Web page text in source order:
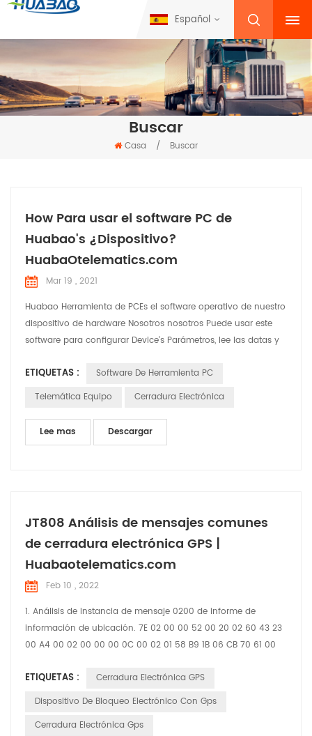
Español
Buscar
Casa / Buscar
How Para usar el software PC de
Huabao's ¿Dispositivo?
HuabaOtelematics.com
Mar 19 , 2021
Huabao Herramienta de PCEs el software operativo de nuestro
dispositivo de hardware Nosotros nosotros Puede usar este
software para configurar Device's Parámetros, lee las datas y
para breves introducir las funciones y el uso del software
ETIQUETAS :
Software De Herramienta PC
Telemática Equipo
Cerradura Electrónica
Lee mas Descargar
JT808 Análisis de mensajes comunes
de cerradura electrónica GPS |
Huabaotelematics.com
Feb 10 , 2022
1. Análisis de instancia de mensaje 0200 de informe de
información de ubicación. 7E 02 00 00 52 00 20 02 60 43 23
00 A4 00 02 00 00 00 0C 00 02 01 58 B9 1B 06 CB 70 61 00
00 25 04 00 00 00 01 30 01 11 31 01 10 E3 01 00 D5 1B 02 20 02
60 43 23 27 95 93 78 61 60 00 12 20 00 00 12 34 27 95 93 78
ETIQUETAS :
Cerradura Electrónica GPS
Dispositivo De Bloqueo Electrónico Con Gps
Cerradura Electrónica Gps